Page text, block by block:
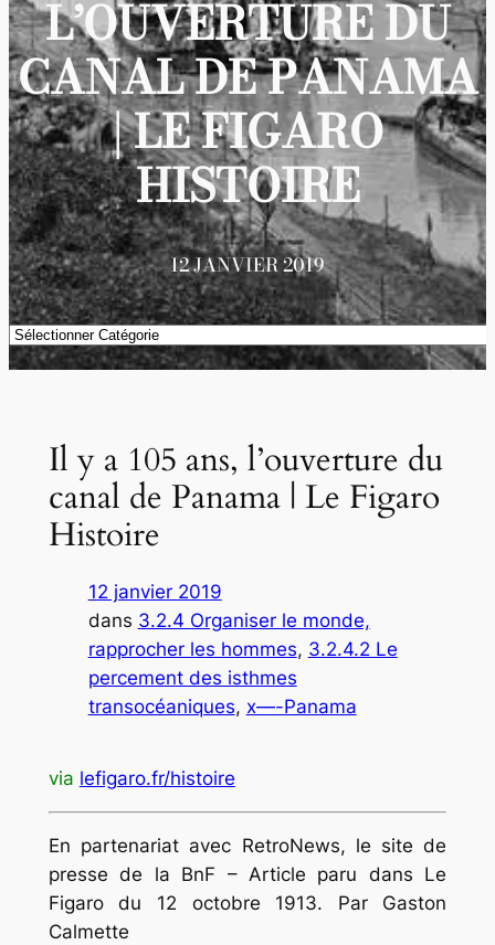
L’OUVERTURE DU
CANAL DE PANAMA
| LE FIGARO
HISTOIRE
12 JANVIER 2019
Catégories
Il y a 105 ans, l’ouverture du
canal de Panama | Le Figaro
Histoire
12 janvier 2019
dans 3.2.4 Organiser le monde,
rapprocher les hommes, 3.2.4.2 Le
percement des isthmes
transocéaniques, x—-Panama
via lefigaro.fr/histoire
En partenariat avec RetroNews, le site de
presse de la BnF – Article paru dans Le
Figaro du 12 octobre 1913. Par Gaston
Calmette